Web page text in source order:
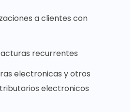
a clientes con
recurrentes
electronicas y otros
electronicos